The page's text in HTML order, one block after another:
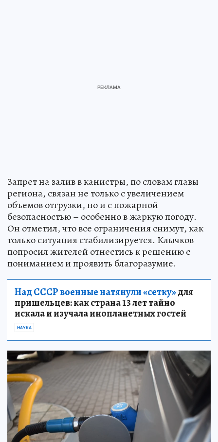
Запрет на залив в канистры, по словам главы
региона, связан не только с увеличением
объемов отгрузки, но и с пожарной
безопасностью – особенно в жаркую погоду.
Он отметил, что все ограничения снимут, как
только ситуация стабилизируется. Клычков
попросил жителей отнестись к решению с
пониманием и проявить благоразумие.
Над СССР военные натянули «сетку»для
пришельцев: как страна 13 лет тайно
искала и изучала инопланетных гостей
НАУКА